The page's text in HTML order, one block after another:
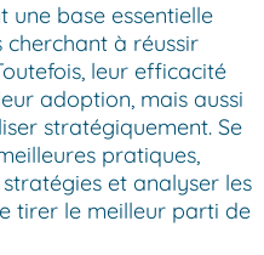
une base essentielle
à réussir
leur efficacité
adoption, mais aussi
stratégiquement. Se
pratiques,
et analyser les
tirer le meilleur parti de